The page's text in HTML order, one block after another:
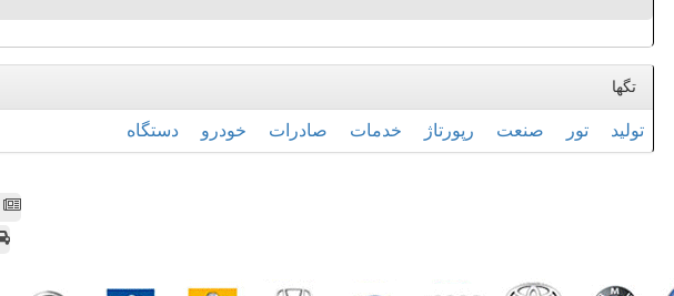
تگها
تولید تور صنعت رپورتاژ خدمات صادرات خودرو دستگاه